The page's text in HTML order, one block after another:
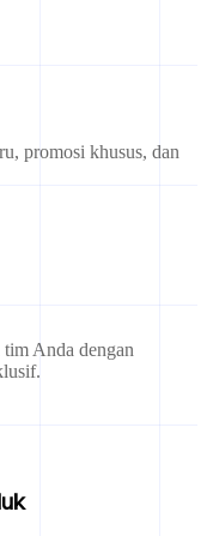
promosi khusus, dan
Anda dengan